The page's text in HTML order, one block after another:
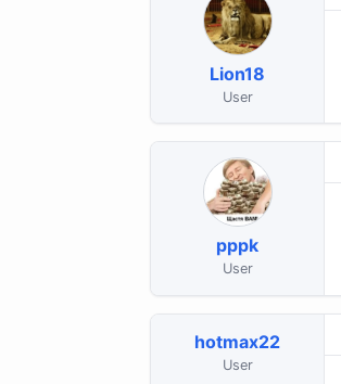
Lion18
User
pppk
User
hotmax22
User